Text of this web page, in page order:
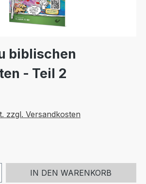
biblischen
- Teil 2
zzgl. Versandkosten
Gib den
IN DEN WARENKORB